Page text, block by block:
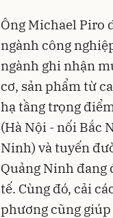
Ông Michael Piro
ngành công
ngành ghi nhận
cơ, sản phẩm từ
hạ tầng trọng
(Hà Nội - nối Bắc
Ninh) và tuyến
Quảng Ninh đang
tế. Cùng đó, cải
phương cũng